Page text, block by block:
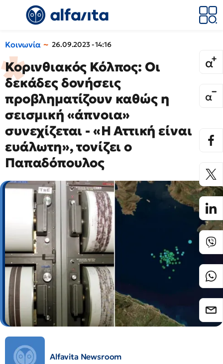
Κοινωνία 26.09.2023 - 14:16
Κορινθιακός Κόλπος: Οι
δεκάδες δονήσεις
προβληματίζουν καθώς η
σεισμική «άπνοια»
συνεχίζεται - «Η Αττική είναι
ευάλωτη», τονίζει ο
Παπαδόπουλος
Alfavita Newsroom